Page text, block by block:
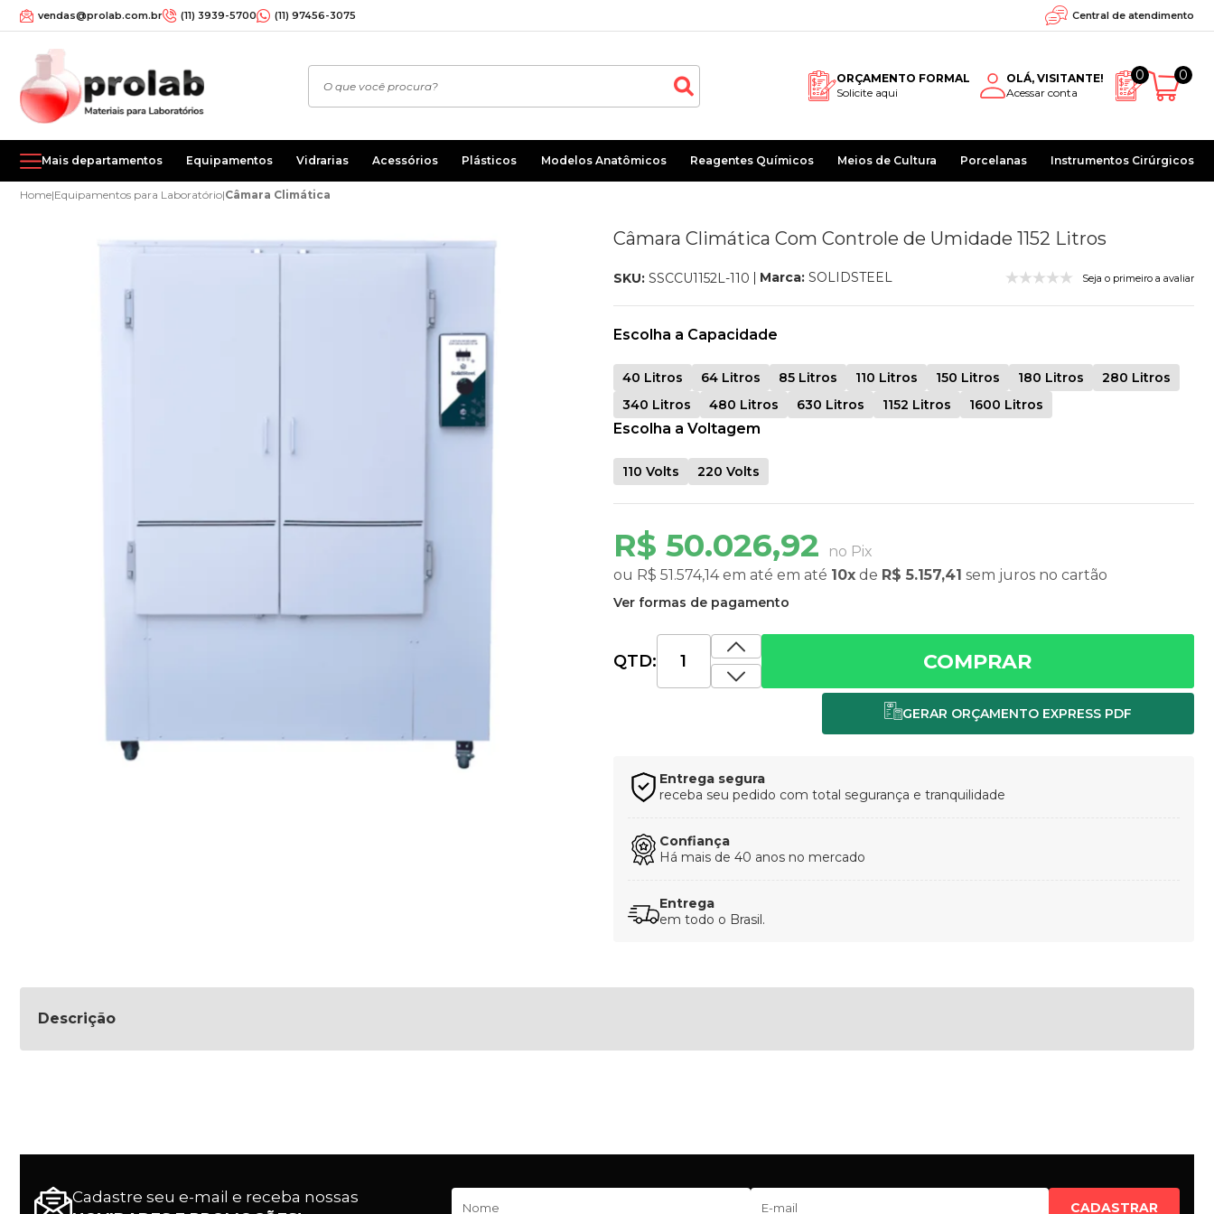
vendas@prolab.com.br (11) 3939-5700 (11) 97456-3075 Central de atendimento
ORÇAMENTO FORMAL
Solicite aqui
OLÁ, VISITANTE!
Acessar conta
0 0
Mais departamentos Equipamentos Vidrarias Acessórios Plásticos Modelos Anatômicos Reagentes Químicos Meios de Cultura Porcelanas Instrumentos Cirúrgicos
Home|Equipamentos para Laboratório|Câmara Climática
Câmara Climática Com Controle de Umidade 1152 Litros
Seja o primeiro a avaliar
SKU:SSCCU1152L-110 Marca: SOLIDSTEEL
R$ 50.026,92
no Pix
ou R$ 51.574,14em até em até 10xde R$ 5.157,41 sem jurosno cartão
Ver formas de pagamento
Escolha a Capacidade
40 Litros 64 Litros 85 Litros 110 Litros 150 Litros 180 Litros
280 Litros
340 Litros
480 Litros 630 Litros 1152 Litros 1600 Litros
Escolha a Voltagem
110 Volts 220 Volts
QTD: COMPRAR
Entrega segura
receba seu pedido com total segurança e tranquilidade
Confiança
Há mais de 40 anos no mercado
Entrega
em todo o Brasil.
Descrição
Cadastre seu e-mail e receba nossas
CADASTRAR